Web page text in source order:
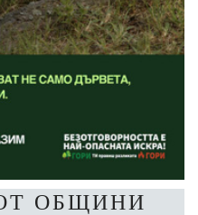
ОБЩИНИ